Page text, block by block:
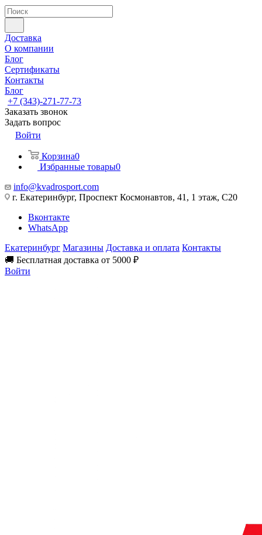
Доставка
О компании
Блог
Сертификаты
Контакты
Блог
+7 (343)-271-77-73
Заказать звонок
Задать вопрос
Войти
Корзина0
Избранные товары0
info@kvadrosport.com
г. Екатеринбург, Проспект Космонавтов, 41, 1 этаж, С20
Вконтакте
WhatsApp
Екатеринбург Магазины Доставка и оплата Контакты
🚚 Бесплатная доставка от 5000 ₽
Войти